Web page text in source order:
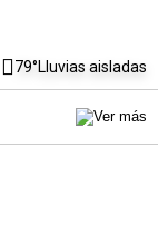
79°Lluvias aisladas